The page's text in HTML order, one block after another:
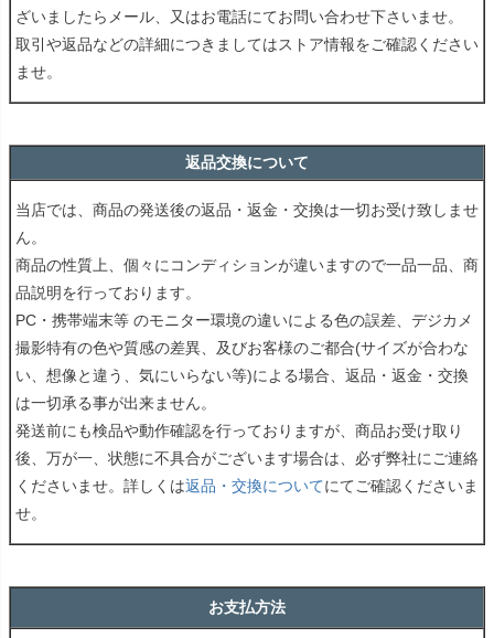
ざいましたらメール、又はお電話にてお問い合わせ下さいませ。
取引や返品などの詳細につきましてはストア情報をご確認ください
ませ。
返品交換について
当店では、商品の発送後の返品・返金・交換は一切お受け致しませ
ん。
商品の性質上、個々にコンディションが違いますので一品一品、商
品説明を行っております。
PC・携帯端末等 のモニター環境の違いによる色の誤差、デジカメ
撮影特有の色や質感の差異、及びお客様のご都合(サイズが合わな
い、想像と違う、気にいらない等)による場合、返品・返金・交換
は一切承る事が出来ません。
発送前にも検品や動作確認を行っておりますが、商品お受け取り
後、万が一、状態に不具合がございます場合は、必ず弊社にご連絡
くださいませ。詳しくは返品・交換についてにてご確認くださいま
せ。
お支払方法